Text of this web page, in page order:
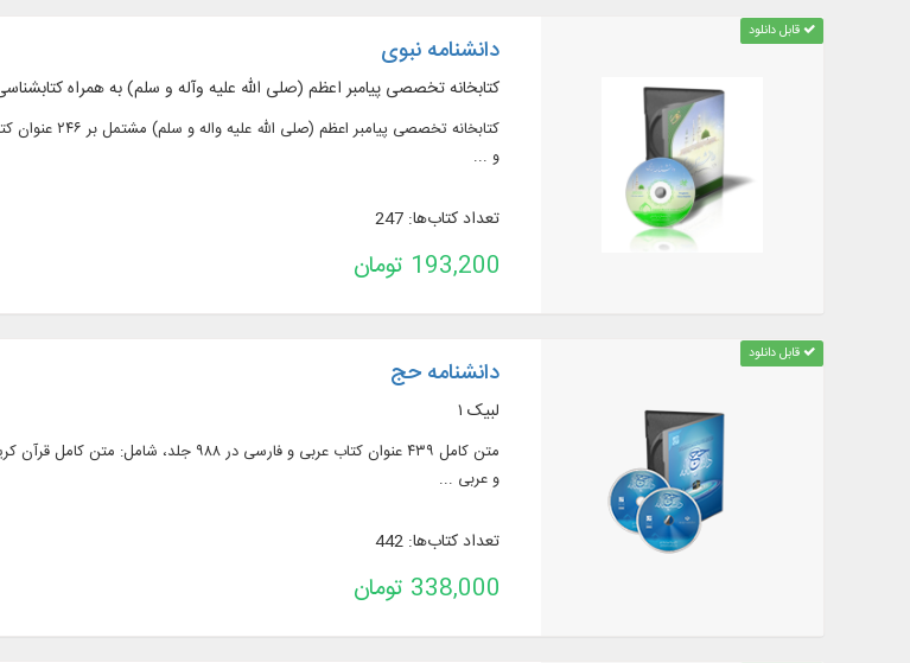
قابل دانلود
دانشنامه نبوی
کتابخانه تخصصی پیامبر اعظم (صلی الله علیه وآله و سلم) به همراه
و ...
تعداد کتاب‌ها: 247
193,200 تومان
قابل دانلود
دانشنامه حج
لبیک ۱
متن کامل ۴۳۹ عنوان کتاب عربی و فارسی
و عربی ...
تعداد کتاب‌ها: 442
338,000 تومان